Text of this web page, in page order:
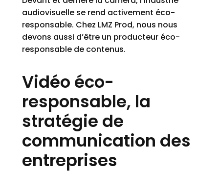
audiovisuelle se rend activement éco-
responsable. Chez LMZ Prod, nous nous
devons aussi d’être un producteur éco-
responsable de contenus.
Vidéo éco-
responsable, la
stratégie de
communication des
entreprises